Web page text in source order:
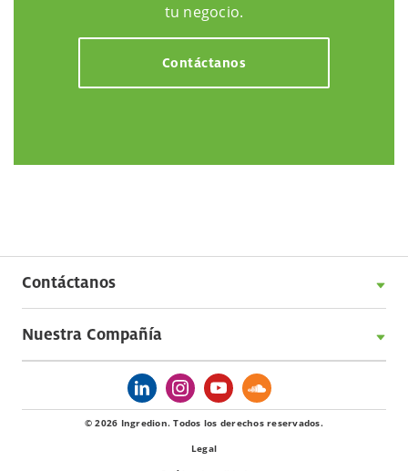
tu negocio.
Contáctanos
Contáctanos
Nuestra Compañía
© 2026 Ingredion. Todos los derechos reservados.
Legal